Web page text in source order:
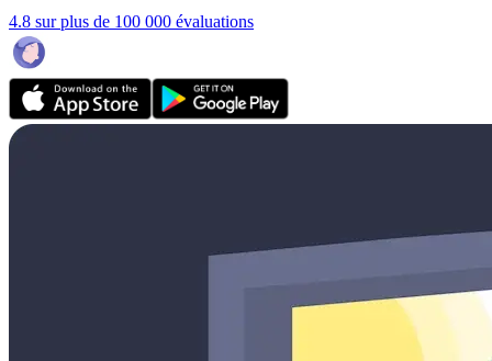
4.8 sur plus de 100 000 évaluations